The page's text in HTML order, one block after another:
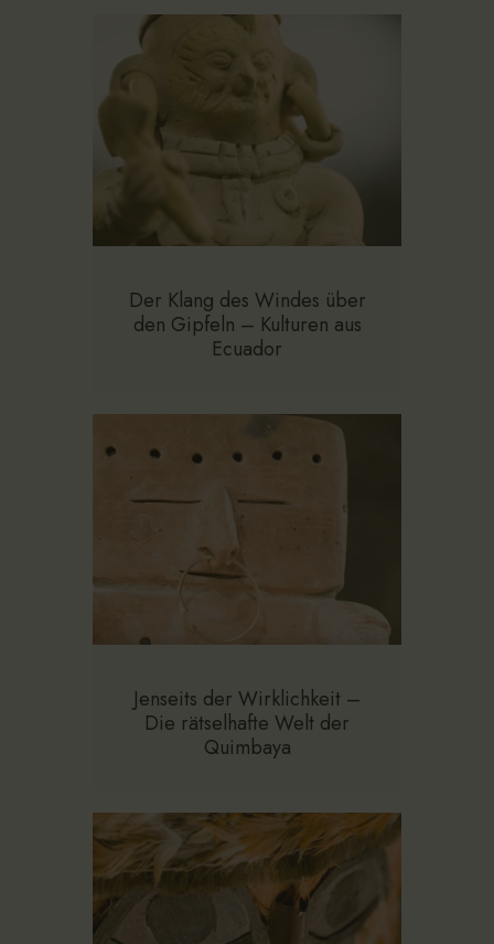
Der Klang des Windes über
den Gipfeln – Kulturen aus
Ecuador
Jenseits der Wirklichkeit –
Die rätselhafte Welt der
Quimbaya